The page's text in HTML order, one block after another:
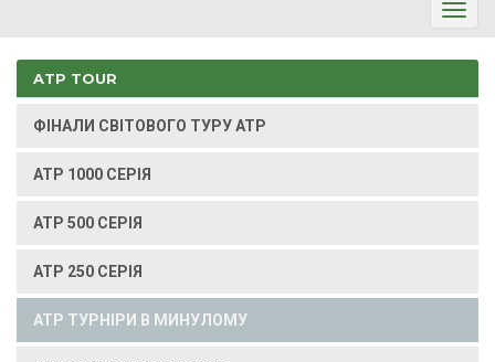
ATP TOUR
ФІНАЛИ СВІТОВОГО ТУРУ ATP
ATP 1000 СЕРІЯ
ATP 500 СЕРІЯ
ATP 250 СЕРІЯ
ATP ТУРНІРИ В МИНУЛОМУ